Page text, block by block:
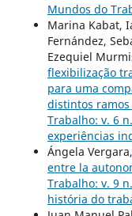
Mundos do
Marina Kabat,
Fernández,
Ezequiel
flexibilização
para uma
distintos
Trabalho: v. 6
experiências
Ángela Vergara,
entre la
Trabalho: v. 9
história do